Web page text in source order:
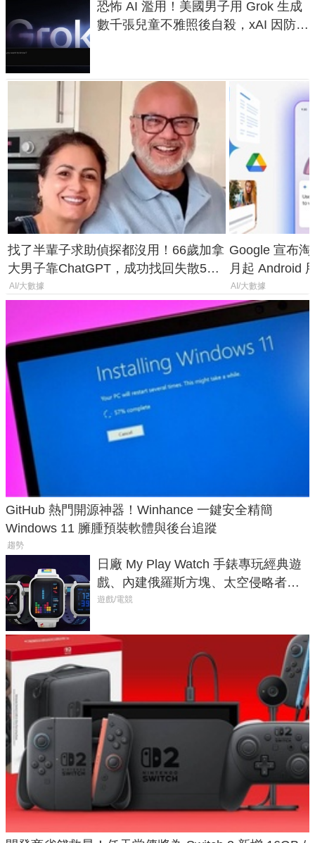
恐怖 AI 濫用！美國男子用 Grok 生成
數千張兒童不雅照後自殺，xAI 因防護
找了半輩子求助偵探都沒用！66歲加拿
大男子靠ChatGPT，成功找回失散50
年家人
AI/大數據
Google 宣布
月起 Android
AI/大數據
GitHub 熱門開源神器！Winhance 一鍵安全精簡
Windows 11 臃腫預裝軟體與後台追蹤
趨勢
日廠 My Play Watch 手錶專玩經典遊
戲、內建俄羅斯方塊、太空侵略者，
不過竟然不能連手機？
遊戲/電競